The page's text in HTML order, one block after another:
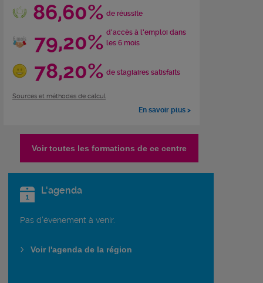
86,60% de réussite
79,20% d'accès à l'emploi dans
les 6 mois
78,20% de stagiaires satisfaits
Sources et méthodes de calcul
En savoir plus >
Voir toutes les formations de ce centre
L'agenda
Pas d'évenement à venir.
Voir l'agenda de la région